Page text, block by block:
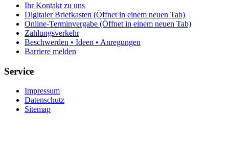
Ihr Kontakt zu uns
Digitaler Briefkasten (Öffnet in einem neuen Tab)
Online-Terminvergabe (Öffnet in einem neuen Tab)
Zahlungsverkehr
Beschwerden • Ideen • Anregungen
Barriere melden
Service
Impressum
Datenschutz
Sitemap